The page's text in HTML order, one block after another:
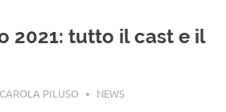
2021: tutto il cast e il
CAROLA PILUSO NEWS